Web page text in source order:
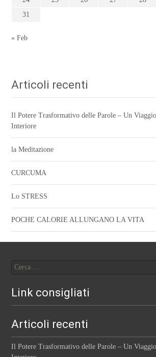
31
« Feb
Articoli recenti
Il Potere Trasformativo delle Parole – Un
Interiore
la Meditazione
CURCUMA
Lo STRESS
POCHE CALORIE ALLUNGANO LA VITA
per:
Link consigliati
Articoli recenti
Il Potere Trasformativo delle Parole – Un